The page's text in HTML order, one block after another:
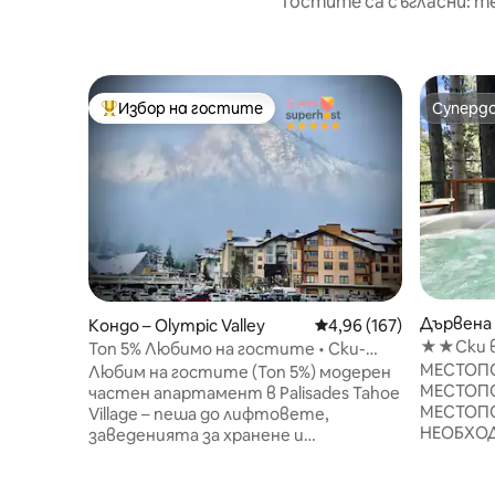
Най-популярен избор на гостите
Избор на гостите
Кондо – Olympic Valley Средна оценка: 4,96
4,96 (167)
Топ 5% Любимо на гостите • Ски-
вход/изход 1BR • Паркинг
Любим на гостите (Топ 5%) модерен
частен апартамент в Palisades Tahoe
Village – пеша до лифтовете,
заведенията за хранене и
Дървена
Valley
★★Ски